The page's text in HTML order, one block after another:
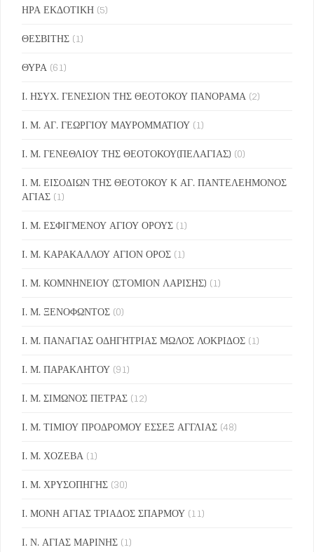
ΗΡΑ ΕΚΔΟΤΙΚΗ (5)
ΘΕΣΒΙΤΗΣ (1)
ΘΥΡΑ (61)
Ι. ΗΣΥΧ. ΓΕΝΕΣΙΟΝ ΤΗΣ ΘΕΟΤΟΚΟΥ ΠΑΝΟΡΑΜΑ (2)
Ι. Μ. ΑΓ. ΓΕΩΡΓΙΟΥ ΜΑΥΡΟΜΜΑΤΙΟΥ (1)
Ι. Μ. ΓΕΝΕΘΛΙΟΥ ΤΗΣ ΘΕΟΤΟΚΟΥ(ΠΕΛΑΓΙΑΣ) (0)
Ι. Μ. ΕΙΣΟΔΙΩΝ ΤΗΣ ΘΕΟΤΟΚΟΥ Κ ΑΓ. ΠΑΝΤΕΛΕΗΜΟΝΟΣ
ΑΓΙΑΣ (1)
Ι. Μ. ΕΣΦΙΓΜΕΝΟΥ ΑΓΙΟΥ ΟΡΟΥΣ (1)
Ι. Μ. ΚΑΡΑΚΑΛΛΟΥ ΑΓΙΟΝ ΟΡΟΣ (1)
Ι. Μ. ΚΟΜΝΗΝΕΙΟΥ (ΣΤΟΜΙΟΝ ΛΑΡΙΣΗΣ) (1)
Ι. Μ. ΞΕΝΟΦΩΝΤΟΣ (0)
Ι. Μ. ΠΑΝΑΓΙΑΣ ΟΔΗΓΗΤΡΙΑΣ ΜΩΛΟΣ ΛΟΚΡΙΔΟΣ (1)
Ι. Μ. ΠΑΡΑΚΛΗΤΟΥ (91)
Ι. Μ. ΣΙΜΩΝΟΣ ΠΕΤΡΑΣ (12)
Ι. Μ. ΤΙΜΙΟΥ ΠΡΟΔΡΟΜΟΥ ΕΣΣΕΞ ΑΓΓΛΙΑΣ (48)
Ι. Μ. ΧΟΖΕΒΑ (1)
Ι. Μ. ΧΡΥΣΟΠΗΓΗΣ (30)
Ι. ΜΟΝΗ ΑΓΙΑΣ ΤΡΙΑΔΟΣ ΣΠΑΡΜΟΥ (11)
Ι. Ν. ΑΓΙΑΣ ΜΑΡΙΝΗΣ (1)